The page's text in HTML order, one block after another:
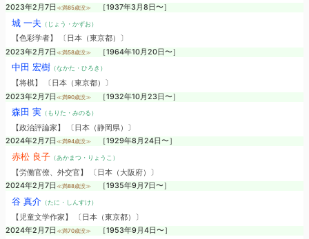
2023年2月7日 ≪満85歳没≫ ［1937年3月8日〜］
城 一夫 （じょう・かずお）
【色彩学者】 〔日本（東京都）〕
2023年2月7日 ≪満58歳没≫ ［1964年10月20日〜］
中田 宏樹（なかた・ひろき）
【将棋】 〔日本（東京都）〕
2023年2月7日 ≪満90歳没≫ ［1932年10月23日〜］
森田 実（もりた・みのる）
【政治評論家】 〔日本（静岡県）〕
2024年2月7日 ≪満94歳没≫ ［1929年8月24日〜］
赤松 良子（あかまつ・りょうこ）
【労働官僚、外交官】 〔日本（大阪府）〕
2024年2月7日 ≪満88歳没≫ ［1935年9月7日〜］
谷 真介（たに・しんすけ）
【児童文学作家】 〔日本（東京都）〕
2024年2月7日 ≪満70歳没≫ ［1953年9月4日〜］